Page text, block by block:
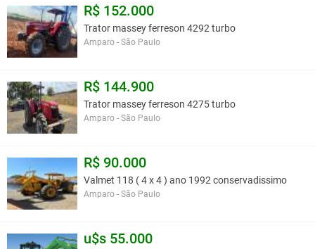
R$ 152.000
Trator massey ferreson 4292 turbo
Amparo - São Paulo
R$ 144.900
Trator massey ferreson 4275 turbo
Amparo - São Paulo
R$ 90.000
Valmet 118 ( 4 x 4 ) ano 1992 conservadissimo
Amparo - São Paulo
u$s 55.000